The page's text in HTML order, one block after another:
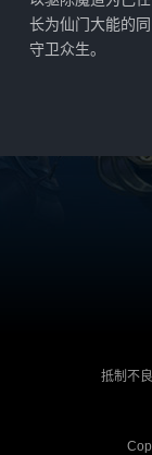
长为仙门大能的
守卫众生。
抵制不